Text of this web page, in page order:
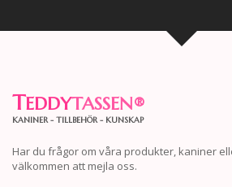
TEDDYTASSEN®
KANINER - TILLBEHÖR - KUNSKAP
Har du frågor om våra produkter, kaniner
välkommen att mejla oss.